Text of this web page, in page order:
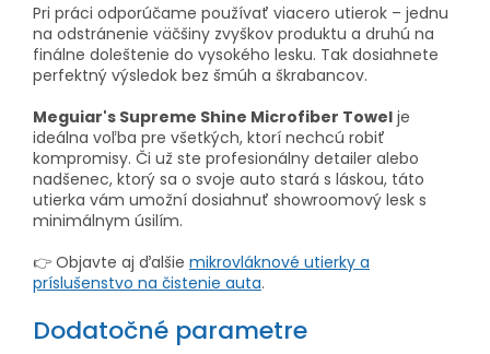
Pri práci odporúčame používať viacero utierok – jednu
na odstránenie väčšiny zvyškov produktu a druhú na
finálne doleštenie do vysokého lesku. Tak dosiahnete
perfektný výsledok bez šmúh a škrabancov.
Meguiar's Supreme Shine Microfiber Towel je
ideálna voľba pre všetkých, ktorí nechcú robiť
kompromisy. Či už ste profesionálny detailer alebo
nadšenec, ktorý sa o svoje auto stará s láskou, táto
utierka vám umožní dosiahnuť showroomový lesk s
minimálnym úsilím.
👉 Objavte aj ďalšie mikrovláknové utierky a
príslušenstvo na čistenie auta.
Dodatočné parametre